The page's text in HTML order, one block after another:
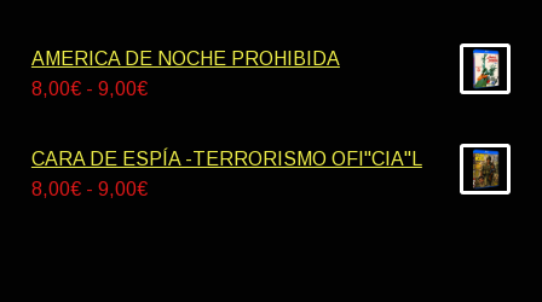
9,00€
precios:
10,00€
AMERICA DE NOCHE PROHIBIDA
8,00€ - 9,00€Rango
precios:
desde
CARA DE ESPÍA -TERRORISMO OFI"CIA"L
8,00€ - 9,00€Rango